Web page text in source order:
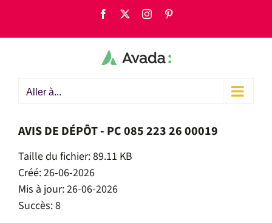
contenu
Facebook Instagram
Aller à...
AVIS DE DÉPÔT - PC 085 223 26 00019
Taille du fichier: 89.11 KB
Créé: 26-06-2026
Mis à jour: 26-06-2026
Succès: 8